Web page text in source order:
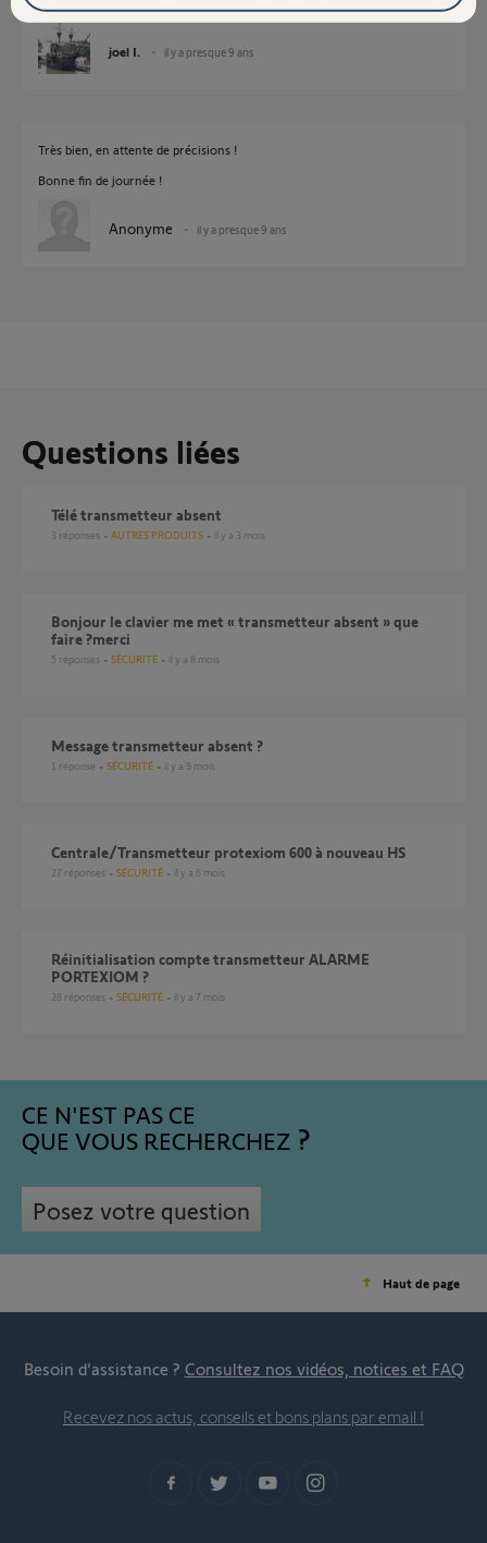
joel I. il y a presque 9 ans
Très bien, en attente de précisions !
Bonne fin de journée !
Anonyme il y a presque 9 ans
Questions liées
télé transmetteur absent
3 réponses AUTRES PRODUITS il y a 3 mois
Bonjour le clavier me met « transmetteur absent » que
faire ?merci
5 réponses SÉCURITÉ il y a 8 mois
Message transmetteur absent ?
1 réponse SÉCURITÉ il y a 9 mois
Centrale/Transmetteur protexiom 600 à nouveau HS
27 réponses SÉCURITÉ il y a 6 mois
réinitialisation compte transmetteur ALARME
PORTEXIOM ?
28 réponses SÉCURITÉ il y a 7 mois
CE N'EST PAS CE
QUE VOUS RECHERCHEZ
Posez votre question
Haut de page
Besoin d’assistance ? Consultez nos vidéos, notices et FAQ
Recevez nos actus, conseils et bons plans par email !